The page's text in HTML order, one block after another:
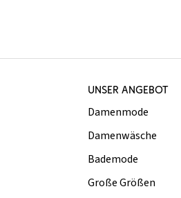
UNSER ANGEBOT
Damenmode
Damenwäsche
Bademode
Große Größen